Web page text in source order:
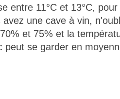
entre 11°C et 13°C,
une cave à vin,
et 75% et la
peut se garder en